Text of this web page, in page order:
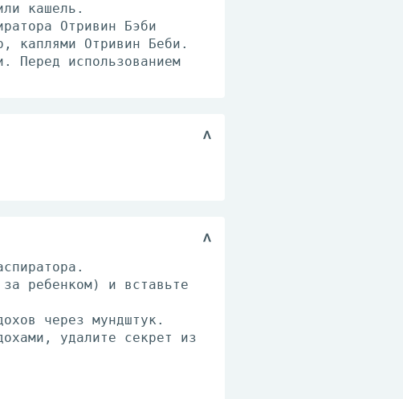
кашель.
Отривин Бэби
каплями Отривин Беби.
Перед использованием
ребенком) и вставьте
через мундштук.
удалите секрет из